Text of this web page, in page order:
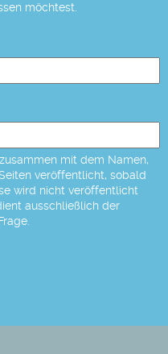
möchtest.
mit dem Namen,
veröffentlicht, sobald
wird nicht veröffentlicht
ausschließlich der